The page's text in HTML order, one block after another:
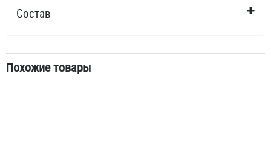
Состав
Похожие товары